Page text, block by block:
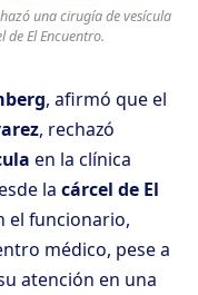
una cirugía de vesícula
El Encuentro.
, afirmó que el
, rechazó
en la clínica
la cárcel de El
el funcionario,
médico, pese a
atención en una